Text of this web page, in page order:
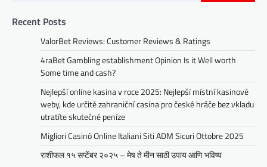
Recent Posts
ValorBet Reviews: Customer Reviews & Ratings
4raBet Gambling establishment Opinion Is it Well worth
Some time and cash?
Nejlepší online kasina v roce 2025: Nejlepší místní kasinové
weby, kde určitě zahraniční casina pro české hráče bez vkladu
utratíte skutečné peníze
Migliori Casinò Online Italiani Siti ADM Sicuri Ottobre 2025
राशीफल १५ सप्टेंबर २०२५ – मेष ते मीन साठी उपाय आणि भविष्य